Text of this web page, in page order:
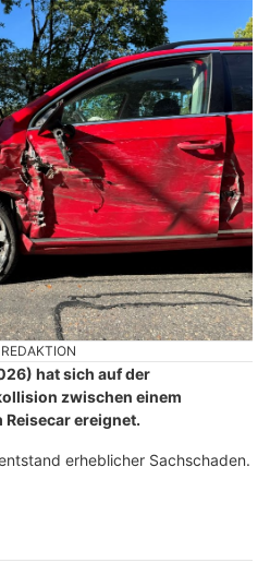
hat sich auf der
zwischen einem
ereignet.
erheblicher Sachschaden.